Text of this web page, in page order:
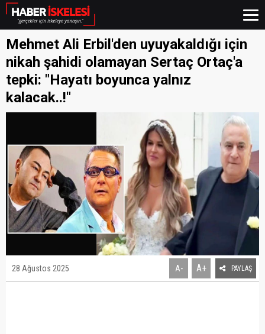
Mehmet Ali Erbil'den uyuyakaldığı için
nikah şahidi olamayan Sertaç Ortaç'a
tepki: "Hayatı boyunca yalnız
kalacak..!"
28 Ağustos 2025 A- A+ PAYLAŞ